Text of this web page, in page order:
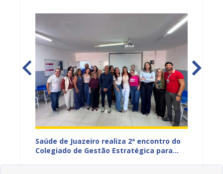
Saúde de Juazeiro realiza 2ª encontro do
Colegiado de Gestão Estratégica para
07/08/2026 12H18 07/